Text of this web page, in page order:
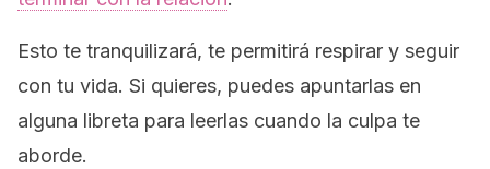
Esto te tranquilizará, te permitirá respirar y seguir
con tu vida. Si quieres, puedes apuntarlas en
alguna libreta para leerlas cuando la culpa te
aborde.